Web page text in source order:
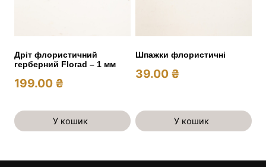
Дріт флористичний
герберний Florad – 1 мм
199.00 ₴
У кошик
Шпажки флористичні
39.00 ₴
У кошик